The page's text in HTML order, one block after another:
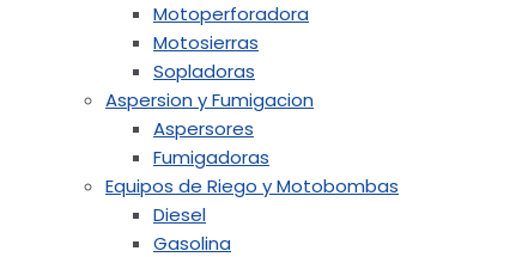
Motoperforadora
Motosierras
Sopladoras
Aspersion y Fumigacion
Aspersores
Fumigadoras
Equipos de Riego y Motobombas
Diesel
Gasolina